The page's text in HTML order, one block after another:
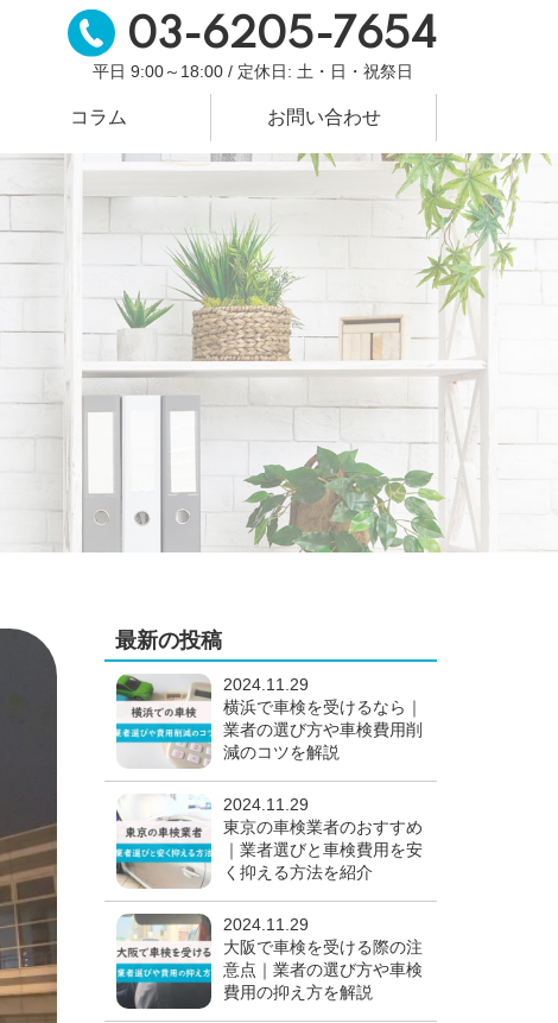
03-6205-7654
平日 9:00～18:00 / 定休日: 土・日・祝祭日
コラム お問い合わせ
最新の投稿
2024.11.29
横浜で車検を受けるなら｜
業者の選び方や車検費用削
減のコツを解説
2024.11.29
東京の車検業者のおすすめ
｜業者選びと車検費用を安
く抑える方法を紹介
2024.11.29
大阪で車検を受ける際の注
意点｜業者の選び方や車検
費用の抑え方を解説